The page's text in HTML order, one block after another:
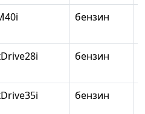
бензин
бензин
бензин